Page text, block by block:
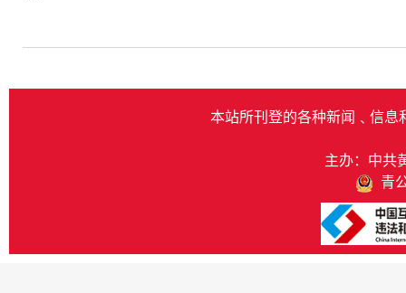
本站所刊登的各种新闻﹑信息
主办：中共
青